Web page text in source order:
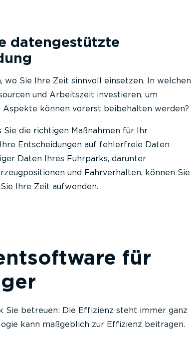
datengestützte
wo Sie Ihre Zeit sinnvoll einsetzen. In welchen
und Arbeitszeit investieren, um
Aspekte können vorerst beibehalten werden?
Sie die richtigen Maßnahmen für Ihr
Entscheidungen auf fehlerfreie Daten
Daten Ihres Fuhrparks, darunter
und Fahrverhalten, können Sie
Ihre Zeit aufwenden.
für
Sie betreuen: Die Effizienz steht immer ganz
kann maßgeblich zur Effizienz beitragen.